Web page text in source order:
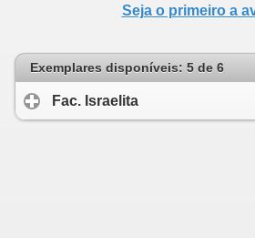
Seja o primeiro a
Exemplares disponíveis: 5 de 6
Fac. Israelita click to